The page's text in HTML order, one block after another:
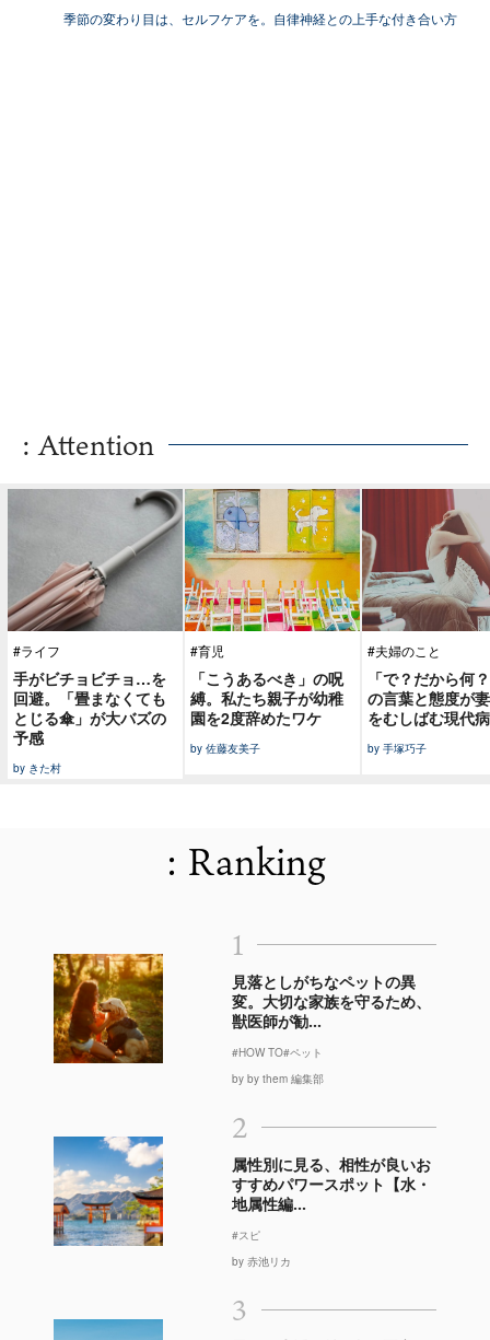
季節の変わり目は、セルフケアを。自律神経との上手な付き合い方
: Attention
#ライフ
手がビチョビチョ…を
回避。「畳まなくても
とじる傘」が大バズの
予感
by きた村
#育児
「こうあるべき」の呪
縛。私たち親子が幼稚
園を2度辞めたワケ
by 佐藤友美子
#夫婦のこと
「で？だから何
の言葉と態度が
をむしばむ現代病
by 手塚巧子
: Ranking
1
見落としがちなペットの異
変。大切な家族を守るため、
獣医師が勧...
#HOW TO#ペット
by by them 編集部
2
属性別に見る、相性が良いお
すすめパワースポット【水・
地属性編...
#スピ
by 赤池リカ
3